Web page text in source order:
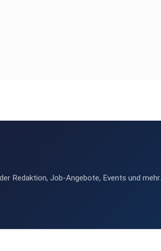
Redaktion, Job-Angebote, Events und mehr.